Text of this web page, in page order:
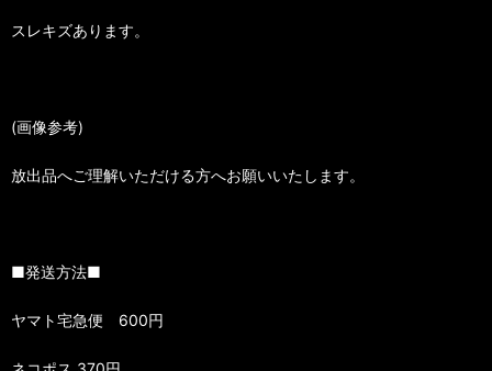
スレキズあります。
(画像参考)
放出品へご理解いただける方へお願いいたします。
■発送方法■
ヤマト宅急便 600円